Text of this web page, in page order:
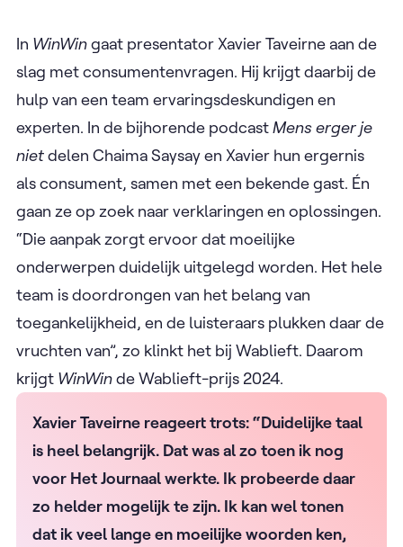
In WinWingaat presentator Xavier Taveirne aan de
slag met consumentenvragen. Hij krijgt daarbij de
hulp van een team ervaringsdeskundigen en
experten. In de bijhorende podcastMens erger je
nietdelen Chaima Saysay en Xavier hun ergernis
als consument, samen met een bekende gast. Én
gaan ze op zoek naar verklaringen en oplossingen.
“Die aanpak zorgt ervoor dat moeilijke
onderwerpen duidelijk uitgelegd worden. Het hele
team is doordrongen van het belang van
toegankelijkheid, en de luisteraars plukken daar de
vruchten van”, zo klinkt het bij Wablieft. Daarom
krijgt WinWinde Wablieft-prijs 2024.
Xavier Taveirne reageert trots: “Duidelijke taal
is heel belangrijk. Dat was al zo toen ik nog
voor Het Journaal werkte. Ik probeerde daar
zo helder mogelijk te zijn. Ik kan wel tonen
dat ik veel lange en moeilijke woorden ken,